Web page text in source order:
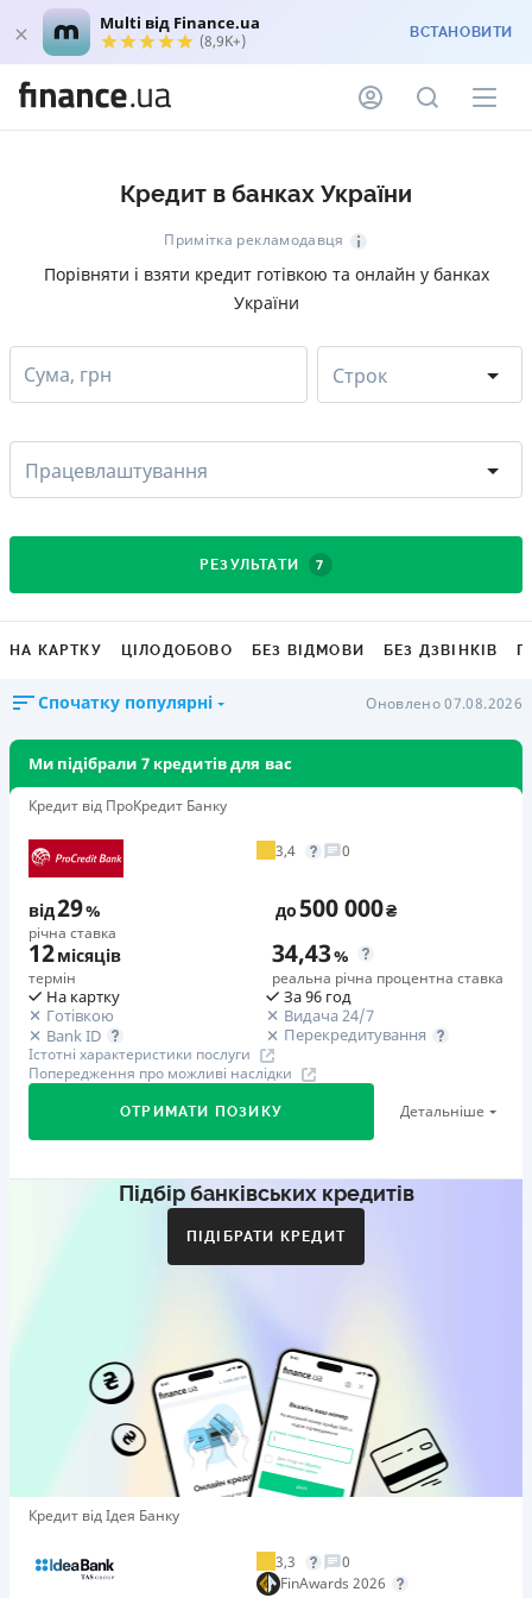
Multi від Finance.ua
(8,9K+) ВСТАНОВИТИ
Кредит в банках України
Примітка рекламодавця
Порівняти і взяти кредит готівкою та онлайн у банках
України
Сума, грн Строк
Працевлаштування
РЕЗУЛЬТАТИ 7
НА КАРТКУ ЦІЛОДОБОВО БЕЗ ВІДМОВИ БЕЗ ДЗВІНКІВ
Спочатку популярні Оновлено 07.08.2026
Ми підібрали 7 кредитів для вас
Кредит від ПроКредит Банку
3,4 0
від29%
річна ставка
до500 000₴
12місяців
термін
34,43%
реальна річна процентна ставка
На картку
Готівкою
Bank ID
За 96 год
Видача 24/7
Перекредитування
Істотні характеристики послуги
Попередження про можливі наслідки
ОТРИМАТИ ПОЗИКУ Детальніше
Перший займ
вiд 29%/рік до 500 000 ₴
Додаткова комісія за дострокове погашення
Пеня у розмірі подвійної облікової ставки НБУ, що діяла
у період, за який сплачується пеня, від простроченої
Необхідні документи
Довідка про доходи ,Паспорт,ІПН
Вік
21 - 65 років
Підбір банківських кредитів
ПІДІБРАТИ КРЕДИТ
Кредит від Ідея Банку
3,3
0
FinAwards 2026